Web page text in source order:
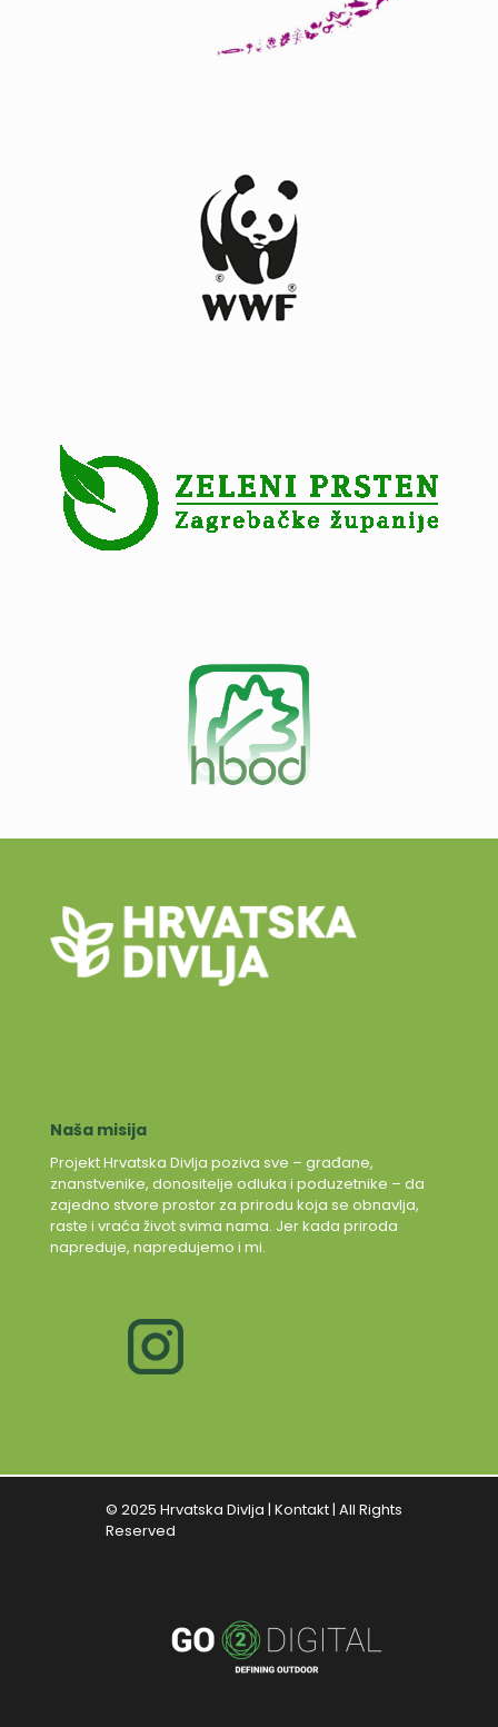
Naša misija
Projekt Hrvatska Divlja poziva sve – građane,
znanstvenike, donositelje odluka i poduzetnike – da
zajedno stvore prostor za prirodu koja se obnavlja,
raste i vraća život svima nama. Jer kada priroda
napreduje, napredujemo i mi.
© 2025 Hrvatska Divlja | Kontakt| All Rights
Reserved